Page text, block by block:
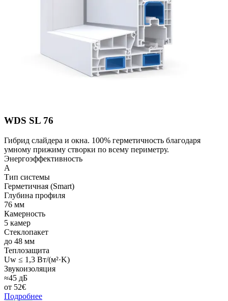
WDS SL 76
Гибрид слайдера и окна. 100% герметичность благодаря
умному прижиму створки по всему периметру.
Энергоэффективность
A
Тип системы
Герметичная (Smart)
Глубина профиля
76 мм
Камерность
5 камер
Стеклопакет
до 48 мм
Теплозащита
Uw ≤ 1,3 Вт/(м²·K)
Звукоизоляция
≈45 дБ
от 52€
Подробнее